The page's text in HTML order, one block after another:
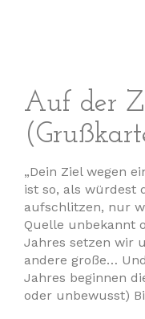
Auf der
„Dein Ziel wegen
ist so, als würdest
aufschlitzen, nur
Quelle unbekannt
Jahres setzen wir
andere große…
Jahres beginnen
oder unbewusst)